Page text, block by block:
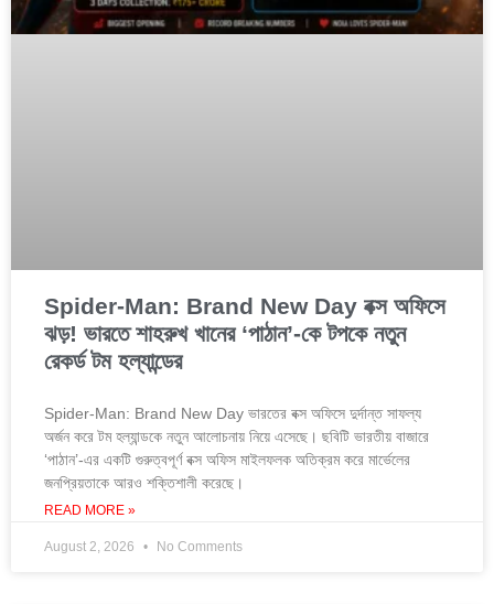
Spider-Man: Brand New Day বক্স অফিসে
ঝড়! ভারতে শাহরুখ খানের ‘পাঠান’-কে টপকে নতুন
রেকর্ড টম হল্যান্ডের
Spider-Man: Brand New Day ভারতের বক্স অফিসে দুর্দান্ত সাফল্য
অর্জন করে টম হল্যান্ডকে নতুন আলোচনায় নিয়ে এসেছে। ছবিটি ভারতীয় বাজারে
‘পাঠান’-এর একটি গুরুত্বপূর্ণ বক্স অফিস মাইলফলক অতিক্রম করে মার্ভেলের
জনপ্রিয়তাকে আরও শক্তিশালী করেছে।
READ MORE »
August 2, 2026 No Comments